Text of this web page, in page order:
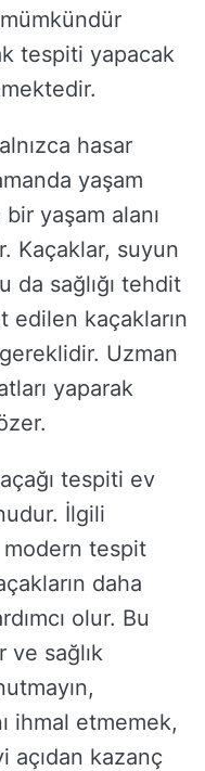
tespiti yapacak
hasar
yaşam
bir yaşam alanı
Kaçaklar, suyun
sağlığı tehdit
edilen kaçakların
Uzman
yaparak
tespiti ev
İlgili
tespit
daha
olur. Bu
ve sağlık
ihmal etmemek,
açıdan kazanç